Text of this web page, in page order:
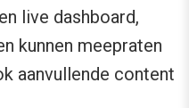
live dashboard,
kunnen meepraten
aanvullende content